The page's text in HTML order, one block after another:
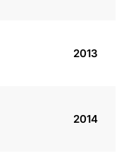
2013
2014